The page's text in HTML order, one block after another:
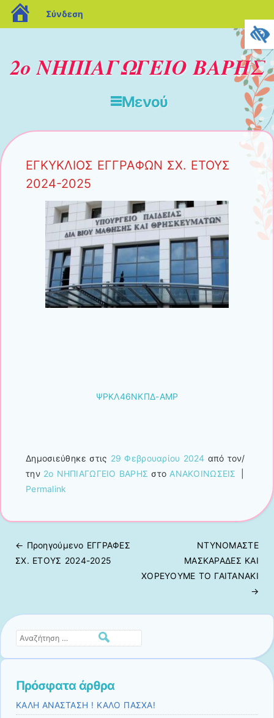
2ο ΝΗΠΙΑΓΩΓΕΙΟ ΒΑΡΗΣ
Μενού
ΕΓΚΥΚΛΙΟΣ ΕΓΓΡΑΦΩΝ ΣΧ. ΕΤΟΥΣ
2024-2025
ΨΡΚΛ46ΝΚΠΔ-ΑΜΡ
Δημοσιεύθηκε στις 29 Φεβρουαρίου 2024 από τον/
την 2ο ΝΗΠΙΑΓΩΓΕΙΟ ΒΑΡΗΣ στο ΑΝΑΚΟΙΝΩΣΕΙΣ
Permalink
Πλοήγηση άρθρων
← Προηγούμενo ΕΓΓΡΑΦΕΣ
ΣΧ. ΕΤΟΥΣ 2024-2025
ΝΤΥΝΟΜΑΣΤΕ
ΜΑΣΚΑΡΑΔΕΣ ΚΑΙ
ΧΟΡΕΥΟΥΜΕ ΤΟ ΓΑΙΤΑΝΑΚΙ
→
Αναζήτηση
Πρόσφατα άρθρα
ΚΑΛΗ ΑΝΑΣΤΑΣΗ ! ΚΑΛΟ ΠΑΣΧΑ!
blogs.sch.gr
Σύνδεση